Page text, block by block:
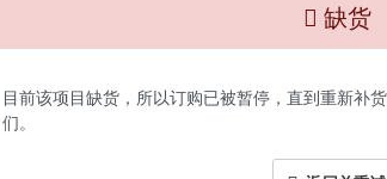
缺货
目前该项目缺货，所以订购已被暂停，直到重新补
们。